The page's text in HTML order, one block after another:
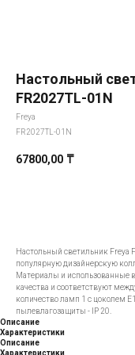
Настольный
FR2027TL-01N
Freya
FR2027TL-01N
67800,00 ₸
Настольный светильник Freya
популярную дизайнерскую
Материалы и использованные
качества и соответствуют
количество ламп 1 с цоколем
пылевлагозащиты - IP 20.
Описание
Характеристики
Описание
Характеристики